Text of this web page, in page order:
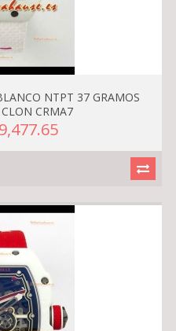
NTPT 37 GRAMOS
CRMA7